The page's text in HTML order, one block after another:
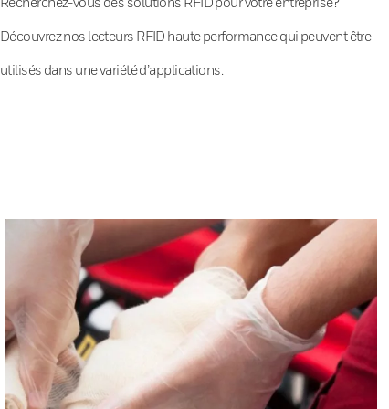
Découvrez nos lecteurs RFID haute performance qui peuvent être
utilisés dans une variété d’applications.